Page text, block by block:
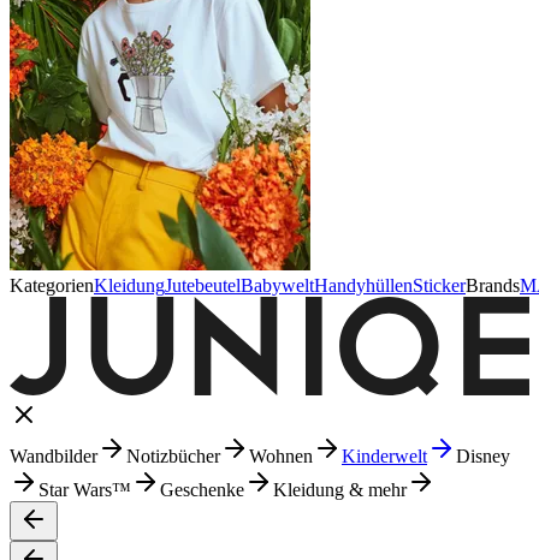
KategorienKleidungJutebeutelBabyweltHandyhüllenStickerBrands
Wandbilder Notizbücher Wohnen Kinderwelt
Disney
Star Wars™
Geschenke Kleidung & mehr